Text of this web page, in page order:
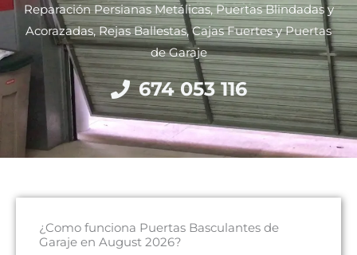
Reparación Persianas Metálicas, Puertas Blindadas y
Acorazadas, Rejas Ballestas, Cajas Fuertes y Puertas
de Garaje
674 053 116
¿Como funciona Puertas Basculantes de
Garaje en August 2026?